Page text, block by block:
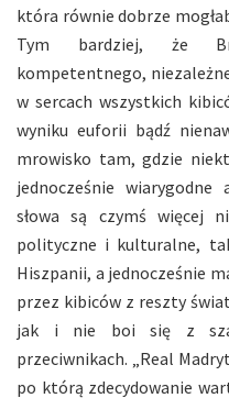
która równie dobrze
Tym bardziej, że
kompetentnego,
w sercach wszystkich
wyniku euforii bądź
mrowisko tam, gdzie
jednocześnie
słowa są czymś więcej
polityczne i kulturalne,
Hiszpanii, a jednocześnie
przez kibiców z reszty
jak i nie boi się z
przeciwnikach. „Real
po którą zdecydowanie